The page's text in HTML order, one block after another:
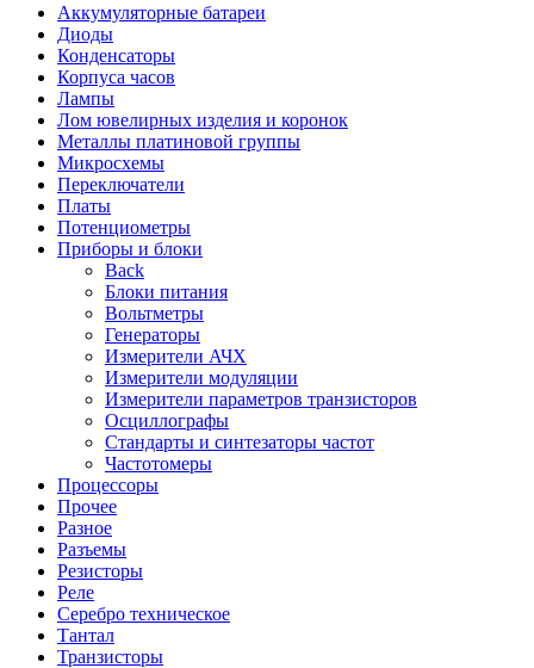
Аккумуляторные батареи
Диоды
Конденсаторы
Корпуса часов
Лампы
Лом ювелирных изделия и коронок
Металлы платиновой группы
Микросхемы
Переключатели
Платы
Потенциометры
Приборы и блоки
Back
Блоки питания
Вольтметры
Генераторы
Измерители АЧХ
Измерители модуляции
Измерители параметров транзисторов
Осциллографы
Стандарты и синтезаторы частот
Частотомеры
Процессоры
Прочее
Разное
Разъемы
Резисторы
Реле
Серебро техническое
Тантал
Транзисторы